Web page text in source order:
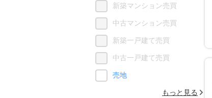
新築マンション売買
中古マンション売買
新築一戸建て売買
中古一戸建て売買
売地
もっと見る